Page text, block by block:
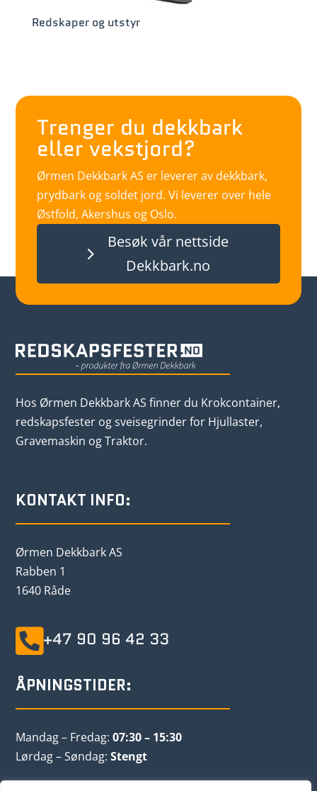
Redskaper og utstyr
Trenger du dekkbark
eller vekstjord?
Ørmen Dekkbark AS er leverer av dekkbark,
prydbark og soldet jord. Vi leverer over hele
Østfold, Akershus og Oslo.
Besøk vår nettside
Dekkbark.no
Hos Ørmen Dekkbark AS finner du Krokcontainer,
redskapsfester og sveisegrinder for Hjullaster,
Gravemaskin og Traktor.
KONTAKT INFO:
Ørmen Dekkbark AS
Rabben 1
1640 Råde
+47 90 96 42 33
ÅPNINGSTIDER:
Mandag – Fredag:07:30 – 15:30
Lørdag – Søndag:Stengt